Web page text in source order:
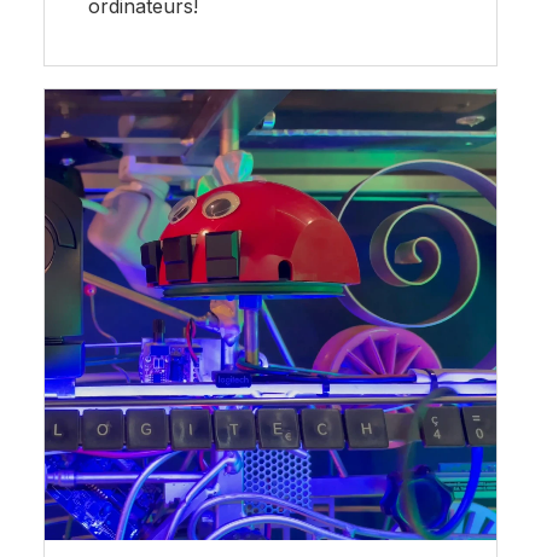
ordinateurs!